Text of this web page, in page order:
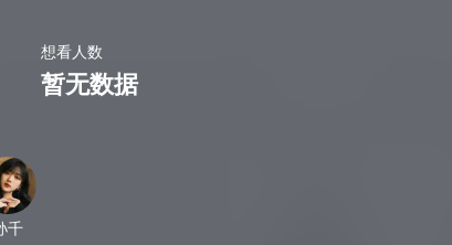
想看人数
暂无数据
千